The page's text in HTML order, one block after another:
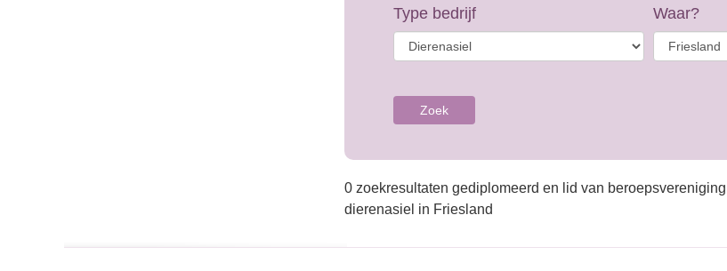
Type bedrijf Waar?
Zoek
0 zoekresultaten gediplomeerd en lid van
dierenasiel in Friesland